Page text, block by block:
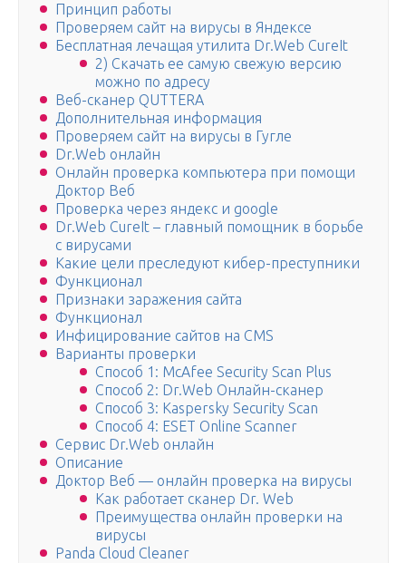
Принцип работы
Проверяем сайт на вирусы в Яндексе
Бесплатная лечащая утилита Dr.Web CureIt
2) Скачать ее самую свежую версию
можно по адресу
Веб-сканер QUTTERA
Дополнительная информация
Проверяем сайт на вирусы в Гугле
Dr.Web онлайн
Онлайн проверка компьютера при помощи
Доктор Веб
Проверка через яндекс и google
Dr.Web CureIt – главный помощник в борьбе
с вирусами
Какие цели преследуют кибер-преступники
Функционал
Признаки заражения сайта
Функционал
Инфицирование сайтов на CMS
Варианты проверки
Способ 1: McAfee Security Scan Plus
Способ 2: Dr.Web Онлайн-сканер
Способ 3: Kaspersky Security Scan
Способ 4: ESET Online Scanner
Сервис Dr.Web онлайн
Описание
Доктор Веб — онлайн проверка на вирусы
Как работает сканер Dr. Web
Преимущества онлайн проверки на
вирусы
Panda Cloud Cleaner